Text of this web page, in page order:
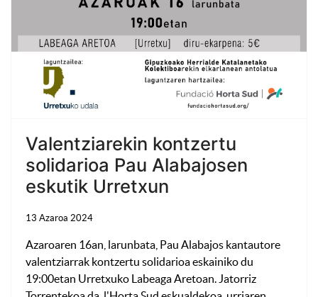
Valentziarekin kontzertu
solidarioa Pau Alabajosen
eskutik Urretxun
13 Azaroa 2024
Azaroaren 16an, larunbata, Pau Alabajos kantautore
valentziarrak kontzertu solidarioa eskainiko du
19:00etan Urretxuko Labeaga Aretoan. Jatorriz